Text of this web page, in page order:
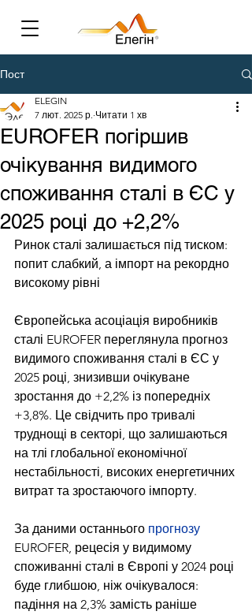
Пост
EUROFER погіршив
очікування видимого
споживання сталі в ЄС у
2025 році до +2,2%
ELEGIN
7 лют. 2025 р. Читати 1 хв
Ринок сталі залишається під тиском:
попит слабкий, а імпорт на рекордно
високому рівні
Європейська асоціація виробників
сталі EUROFER переглянула прогноз
видимого споживання сталі в ЄС у
2025 році, знизивши очікуване
зростання до +2,2% із попередніх
+3,8%. Це свідчить про тривалі
труднощі в секторі, що залишаються
на тлі глобальної економічної
нестабільності, високих енергетичних
витрат та зростаючого імпорту.
За даними останнього прогнозу
EUROFER, рецесія у видимому
споживанні сталі в Європі у 2024 році
буде глибшою, ніж очікувалося:
падіння на 2,3% замість раніше